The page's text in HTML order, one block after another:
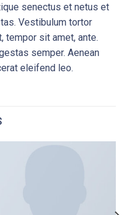
senectus et netus et
Vestibulum tortor
tempor sit amet, ante.
semper. Aenean
eleifend leo.